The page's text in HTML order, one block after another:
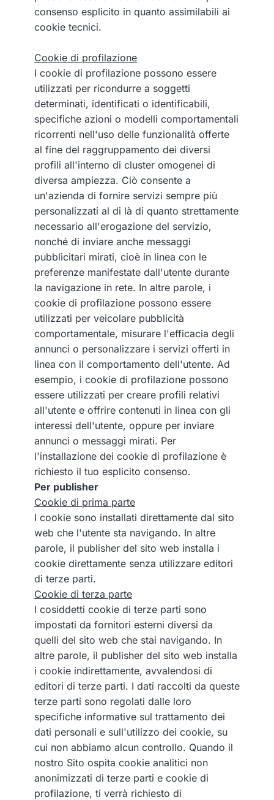
consenso esplicito in quanto assimilabili ai
cookie tecnici.
Cookie di profilazione
I cookie di profilazione possono essere
utilizzati per ricondurre a soggetti
determinati, identificati o identificabili,
specifiche azioni o modelli comportamentali
ricorrenti nell'uso delle funzionalità offerte
al fine del raggruppamento dei diversi
profili all'interno di cluster omogenei di
diversa ampiezza. Ciò consente a
un'azienda di fornire servizi sempre più
personalizzati al di là di quanto strettamente
necessario all'erogazione del servizio,
nonché di inviare anche messaggi
pubblicitari mirati, cioè in linea con le
preferenze manifestate dall'utente durante
la navigazione in rete. In altre parole, i
cookie di profilazione possono essere
utilizzati per veicolare pubblicità
comportamentale, misurare l'efficacia degli
annunci o personalizzare i servizi offerti in
linea con il comportamento dell'utente. Ad
esempio, i cookie di profilazione possono
essere utilizzati per creare profili relativi
all'utente e offrire contenuti in linea con gli
interessi dell'utente, oppure per inviare
annunci o messaggi mirati. Per
l'installazione dei cookie di profilazione è
richiesto il tuo esplicito consenso.
Per publisher
Cookie di prima parte
I cookie sono installati direttamente dal sito
web che l'utente sta navigando. In altre
parole, il publisher del sito web installa i
cookie direttamente senza utilizzare editori
di terze parti.
Cookie di terza parte
I cosiddetti cookie di terze parti sono
impostati da fornitori esterni diversi da
quelli del sito web che stai navigando. In
altre parole, il publisher del sito web installa
i cookie indirettamente, avvalendosi di
editori di terze parti. I dati raccolti da queste
terze parti sono regolati dalle loro
specifiche informative sul trattamento dei
dati personali e sull'utilizzo dei cookie, su
cui non abbiamo alcun controllo. Quando il
nostro Sito ospita cookie analitici non
anonimizzati di terze parti e cookie di
profilazione, ti verrà richiesto di